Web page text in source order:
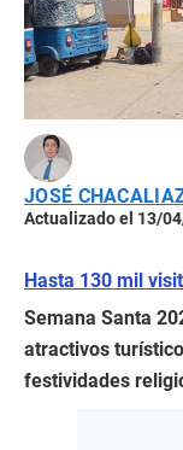
JOSÉ
Actualizado el 13/
Hasta 130 mil
Semana Santa
atractivos
festividades